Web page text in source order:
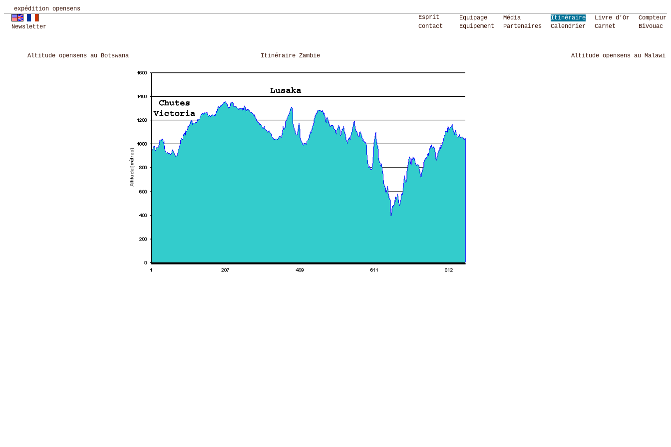
Newsletter
Esprit Equipage Média Itinéraire Livre d'Or
Compteur
Contact
Equipement Partenaires Calendrier Carnet Bivouac
expédition opensens
Altitude opensens au Botswana Itinéraire Zambie Altitude opensens au Malawi